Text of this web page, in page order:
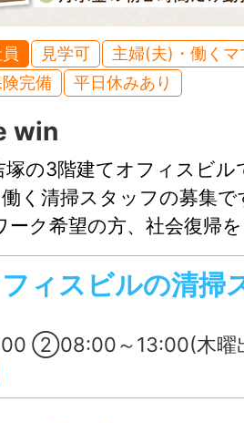
どの内勤から、製造業務
歓迎の職場もご相談可能で
,販売・接客・サービス,レ
業,事務・オフィスワーク,
,軽作業,建築・土木・建設,
,美容・理容・サロン,医療
管理」など幅広い職種を揃
全在宅,在宅OK,フレックス
,時差出勤,救済採用,勤務開
時マスク着用」など現在
能です！お気軽にご相談く
見学可
主婦(夫)・働くマ
完備
平日休みあり
win
塚の3階建てオフィスビル
く清掃スタッフの募集で
ーク希望の方、社会復帰
せのみも大歓迎、まずは
絡ください。
ィスビルの清掃
出勤の場合) ※⽉・⽔・⾦・(火)の場合で休憩時間が欲し